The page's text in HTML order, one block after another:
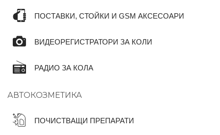
ПОСТАВКИ, СТОЙКИ И GSM АКСЕСОАРИ
ВИДЕОРЕГИСТРАТОРИ ЗА КОЛИ
РАДИО ЗА КОЛА
АВТОКОЗМЕТИКА
ПОЧИСТВАЩИ ПРЕПАРАТИ